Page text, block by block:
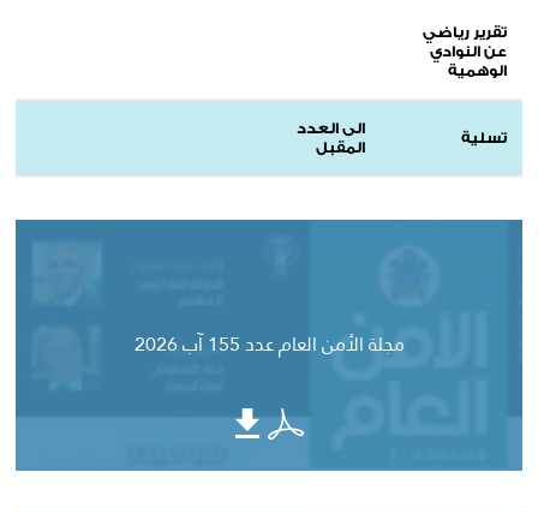
تقرير رياضي
عن النوادي
الوهمية
تسلية
الى العدد
المقبل
مجلة الأمن العام عدد 155 آب 2026